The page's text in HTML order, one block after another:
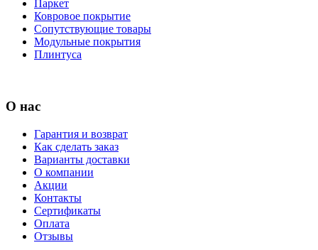
Паркет
Ковровое покрытие
Сопутствующие товары
Модульные покрытия
Плинтуса
О нас
Гарантия и возврат
Как сделать заказ
Варианты доставки
О компании
Акции
Контакты
Сертификаты
Оплата
Отзывы